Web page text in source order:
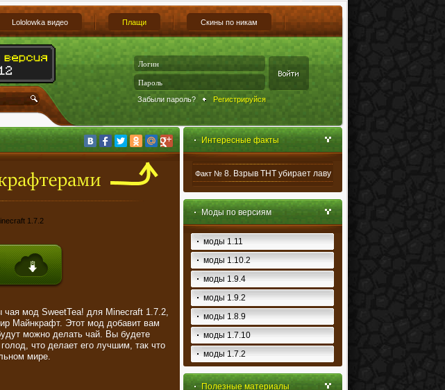
Lololowka видео Плащи Скины по никам
Забыли пароль? Регистрируйся
Интересные факты
Факт № 8. Взрыв ТНТ убирает лаву
Моды по версиям
моды 1.11
моды 1.10.2
моды 1.9.4
моды 1.9.2
моды 1.8.9
моды 1.7.10
моды 1.7.2
Полезные материалы
чая мод SweetTea! для Minecraft 1.7.2,
Майнкрафт. Этот мод добавит вам
можно делать чай. Вы будете
что делает его лучшим, так что
мире.